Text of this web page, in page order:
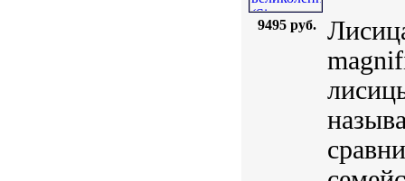
9495 руб.